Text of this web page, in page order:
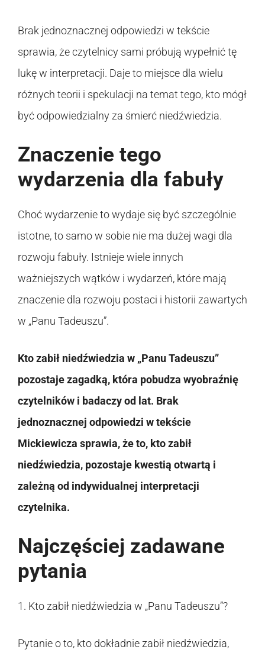
Brak jednoznacznej odpowiedzi w tekście
sprawia, że czytelnicy sami próbują wypełnić tę
lukę w interpretacji. Daje to miejsce dla wielu
różnych teorii i spekulacji na temat tego, kto mógł
być odpowiedzialny za śmierć niedźwiedzia.
Znaczenie tego
wydarzenia dla fabuły
Choć wydarzenie to wydaje się być szczególnie
istotne, to samo w sobie nie ma dużej wagi dla
rozwoju fabuły. Istnieje wiele innych
ważniejszych wątków i wydarzeń, które mają
znaczenie dla rozwoju postaci i historii zawartych
w „Panu Tadeuszu”.
Kto zabił niedźwiedzia w „Panu Tadeuszu”
pozostaje zagadką, która pobudza wyobraźnię
czytelników i badaczy od lat. Brak
jednoznacznej odpowiedzi w tekście
Mickiewicza sprawia, że to, kto zabił
niedźwiedzia, pozostaje kwestią otwartą i
zależną od indywidualnej interpretacji
czytelnika.
Najczęściej zadawane
pytania
1. Kto zabił niedźwiedzia w „Panu Tadeuszu”?
Pytanie o to, kto dokładnie zabił niedźwiedzia,